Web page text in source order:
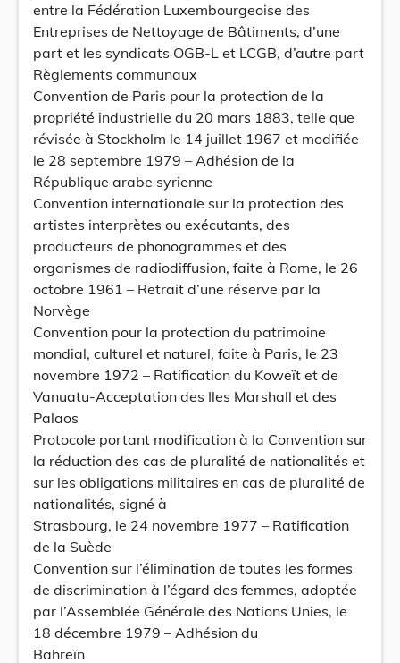
entre la Fédération Luxembourgeoise des
Entreprises de Nettoyage de Bâtiments, d’une
part et les syndicats OGB-L et LCGB, d’autre part
Règlements communaux
Convention de Paris pour la protection de la
propriété industrielle du 20 mars 1883, telle que
révisée à Stockholm le 14 juillet 1967 et modifiée
le 28 septembre 1979 – Adhésion de la
République arabe syrienne
Convention internationale sur la protection des
artistes interprètes ou exécutants, des
producteurs de phonogrammes et des
organismes de radiodiffusion, faite à Rome, le 26
octobre 1961 – Retrait d’une réserve par la
Norvège
Convention pour la protection du patrimoine
mondial, culturel et naturel, faite à Paris, le 23
novembre 1972 – Ratification du Koweït et de
Vanuatu-Acceptation des Iles Marshall et des
Palaos
Protocole portant modification à la Convention sur
la réduction des cas de pluralité de nationalités et
sur les obligations militaires en cas de pluralité de
nationalités, signé à
Strasbourg, le 24 novembre 1977 – Ratification
de la Suède
Convention sur l’élimination de toutes les formes
de discrimination à l’égard des femmes, adoptée
par l’Assemblée Générale des Nations Unies, le
18 décembre 1979 – Adhésion du
Bahreïn